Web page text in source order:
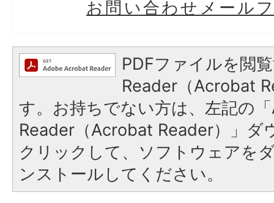
お問い合わせメール
PDFファイルを閲
Reader（Acrobat
す。お持ちでない方は、左記の
Reader（Acrobat Reader）」ダ
クリックして、ソフトウェアを
ンストールしてください。